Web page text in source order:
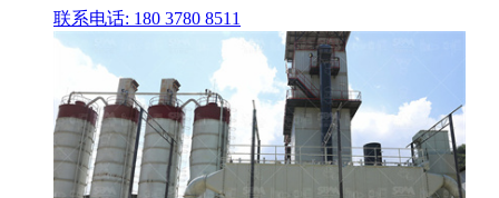
联系电话: 180 3780 8511